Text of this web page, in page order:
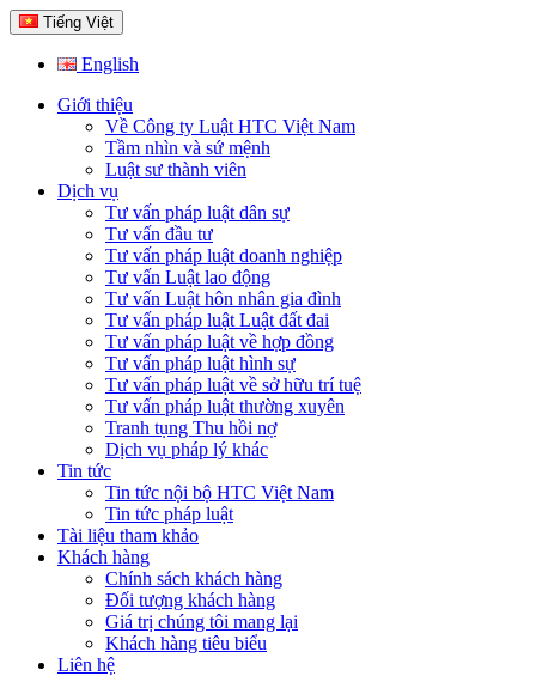
Tiếng Việt
English
Giới thiệu
Về Công ty Luật HTC Việt Nam
Tầm nhìn và sứ mệnh
Luật sư thành viên
Dịch vụ
Tư vấn pháp luật dân sự
Tư vấn đầu tư
Tư vấn pháp luật doanh nghiệp
Tư vấn Luật lao động
Tư vấn Luật hôn nhân gia đình
Tư vấn pháp luật Luật đất đai
Tư vấn pháp luật về hợp đồng
Tư vấn pháp luật hình sự
Tư vấn pháp luật về sở hữu trí tuệ
Tư vấn pháp luật thường xuyên
Tranh tụng Thu hồi nợ
Dịch vụ pháp lý khác
Tin tức
Tin tức nội bộ HTC Việt Nam
Tin tức pháp luật
Tài liệu tham khảo
Khách hàng
Chính sách khách hàng
Đối tượng khách hàng
Giá trị chúng tôi mang lại
Khách hàng tiêu biểu
Liên hệ